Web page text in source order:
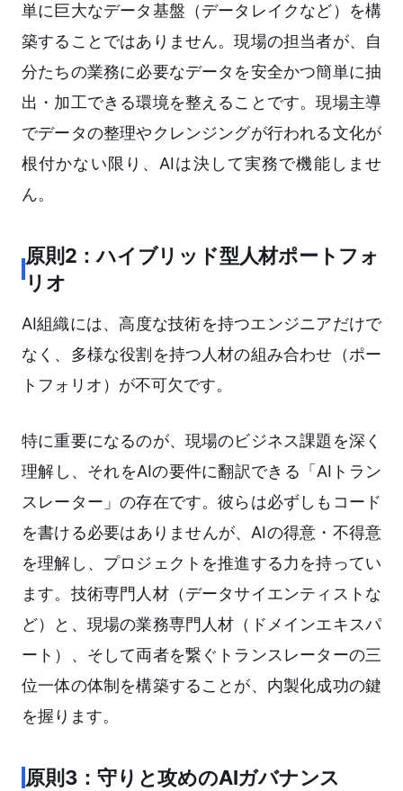
単に巨大なデータ基盤（データレイクなど）を構
築することではありません。現場の担当者が、自
分たちの業務に必要なデータを安全かつ簡単に抽
出・加工できる環境を整えることです。現場主導
でデータの整理やクレンジングが行われる文化が
根付かない限り、AIは決して実務で機能しませ
ん。
原則2：ハイブリッド型人材ポートフォ
リオ
AI組織には、高度な技術を持つエンジニアだけで
なく、多様な役割を持つ人材の組み合わせ（ポー
トフォリオ）が不可欠です。
特に重要になるのが、現場のビジネス課題を深く
理解し、それをAIの要件に翻訳できる「AIトラン
スレーター」の存在です。彼らは必ずしもコード
を書ける必要はありませんが、AIの得意・不得意
を理解し、プロジェクトを推進する力を持ってい
ます。技術専門人材（データサイエンティストな
ど）と、現場の業務専門人材（ドメインエキスパ
ート）、そして両者を繋ぐトランスレーターの三
位一体の体制を構築することが、内製化成功の鍵
を握ります。
原則3：守りと攻めのAIガバナンス